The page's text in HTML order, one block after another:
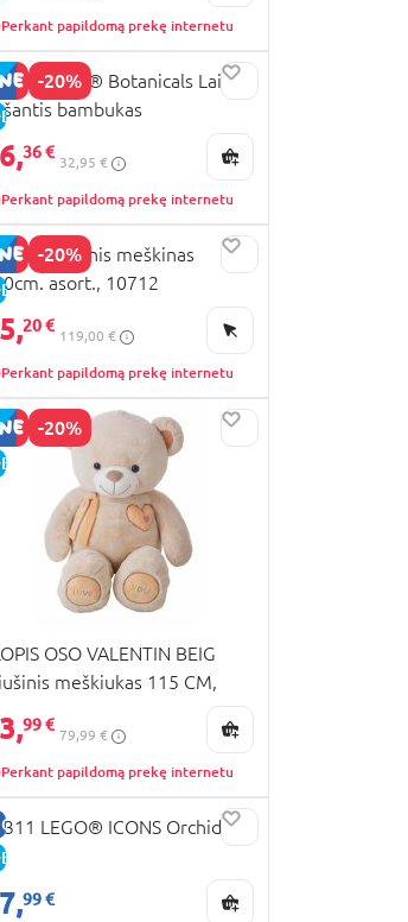
Perkant papildomą prekę internetu
-20%
E-KAINA
LEGO® Botanicals Laimę
bambukas
36 €
32,95 €
Perkant papildomą prekę internetu
-20%
E-KAINA
pliušinis meškinas
asort., 10712
20 €
119,00 €
Perkant papildomą prekę internetu
-20%
E-KAINA
OSO VALENTIN BEIG
meškiukas 115 CM,
99 €
79,99 €
Perkant papildomą prekę internetu
GERA KAINA
E-KAINA
LEGO® ICONS Orchidėja
99 €